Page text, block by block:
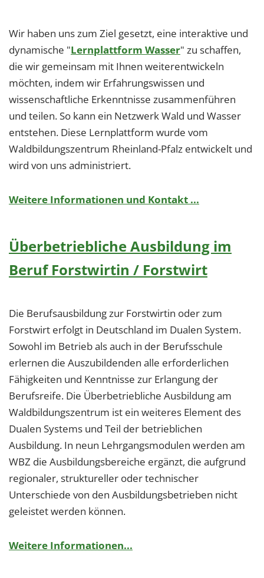
Wir haben uns zum Ziel gesetzt, eine interaktive und
dynamische "Lernplattform Wasser" zu schaffen,
die wir gemeinsam mit Ihnen weiterentwickeln
möchten, indem wir Erfahrungswissen und
wissenschaftliche Erkenntnisse zusammenführen
und teilen. So kann ein Netzwerk Wald und Wasser
entstehen. Diese Lernplattform wurde vom
Waldbildungszentrum Rheinland-Pfalz entwickelt und
wird von uns administriert.
Weitere Informationen und Kontakt ...
Überbetriebliche Ausbildung im
Beruf Forstwirtin / Forstwirt
Die Berufsausbildung zur Forstwirtin oder zum
Forstwirt erfolgt in Deutschland im Dualen System.
Sowohl im Betrieb als auch in der Berufsschule
erlernen die Auszubildenden alle erforderlichen
Fähigkeiten und Kenntnisse zur Erlangung der
Berufsreife. Die Überbetriebliche Ausbildung am
Waldbildungszentrum ist ein weiteres Element des
Dualen Systems und Teil der betrieblichen
Ausbildung. In neun Lehrgangsmodulen werden am
WBZ die Ausbildungsbereiche ergänzt, die aufgrund
regionaler, struktureller oder technischer
Unterschiede von den Ausbildungsbetrieben nicht
geleistet werden können.
Weitere Informationen...